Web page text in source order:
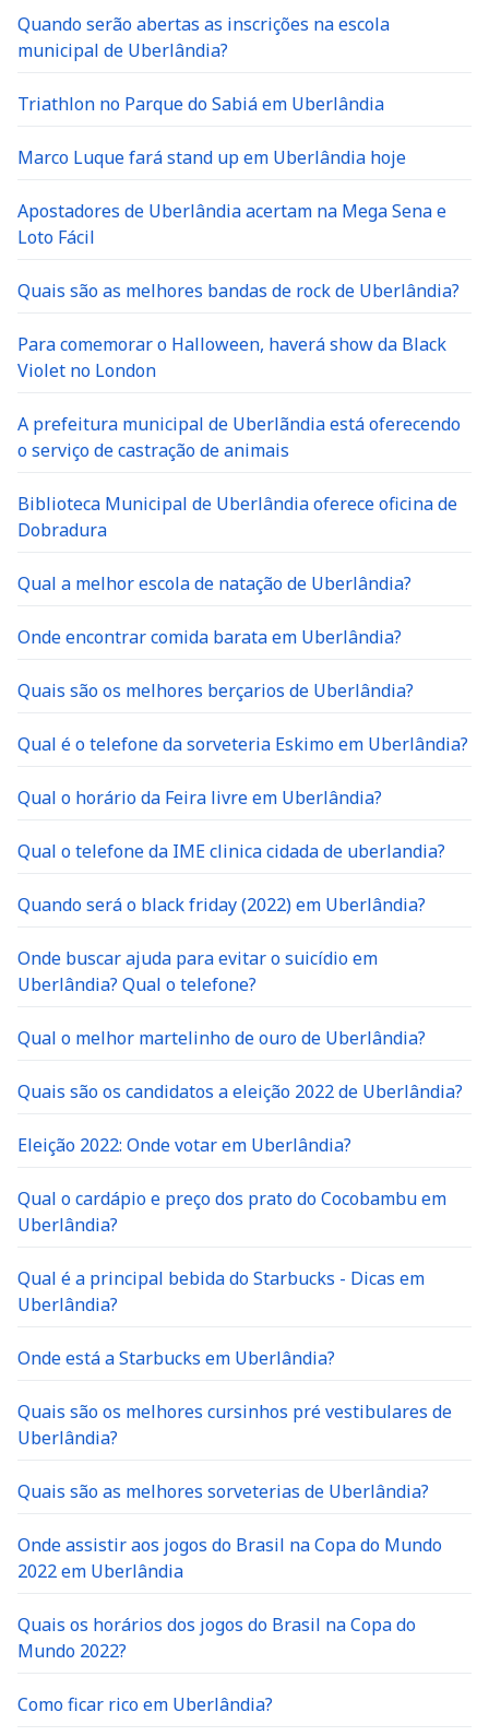
Quando serão abertas as inscrições na escola
municipal de Uberlândia?
Triathlon no Parque do Sabiá em Uberlândia
Marco Luque fará stand up em Uberlândia hoje
Apostadores de Uberlândia acertam na Mega Sena e
Loto Fácil
Quais são as melhores bandas de rock de Uberlândia?
Para comemorar o Halloween, haverá show da Black
Violet no London
A prefeitura municipal de Uberlãndia está oferecendo
o serviço de castração de animais
Biblioteca Municipal de Uberlândia oferece oficina de
Dobradura
Qual a melhor escola de natação de Uberlândia?
Onde encontrar comida barata em Uberlândia?
Quais são os melhores berçarios de Uberlândia?
Qual é o telefone da sorveteria Eskimo em Uberlândia?
Qual o horário da Feira livre em Uberlândia?
Qual o telefone da IME clinica cidada de uberlandia?
Quando será o black friday (2022) em Uberlândia?
Onde buscar ajuda para evitar o suicídio em
Uberlândia? Qual o telefone?
Qual o melhor martelinho de ouro de Uberlândia?
Quais são os candidatos a eleição 2022 de Uberlândia?
Eleição 2022: Onde votar em Uberlândia?
Qual o cardápio e preço dos prato do Cocobambu em
Uberlândia?
Qual é a principal bebida do Starbucks - Dicas em
Uberlândia?
Onde está a Starbucks em Uberlândia?
Quais são os melhores cursinhos pré vestibulares de
Uberlândia?
Quais são as melhores sorveterias de Uberlândia?
Onde assistir aos jogos do Brasil na Copa do Mundo
2022 em Uberlândia
Quais os horários dos jogos do Brasil na Copa do
Mundo 2022?
Como ficar rico em Uberlândia?